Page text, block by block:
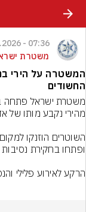
07:36 - 25.05.2026
משטרת
המשטרה על הירי
החשודים
הרקע לאירוע פלילי